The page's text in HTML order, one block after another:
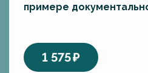
примере
1 575₽